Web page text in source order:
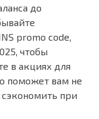
до
promo code,
чтобы
в акциях для
поможет вам не
сэкономить при